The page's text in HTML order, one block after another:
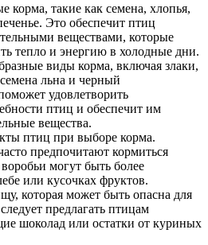
корма, такие как семена, хлопья,
Это обеспечит птиц
веществами, которые
тепло и энергию в холодные дни.
виды корма, включая злаки,
льна и черный
удовлетворить
птиц и обеспечит им
вещества.
птиц при выборе корма.
предпочитают кормиться
могут быть более
или кусочках фруктов.
которая может быть опасна для
предлагать птицам
шоколад или остатки от куриных